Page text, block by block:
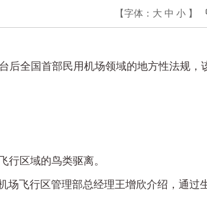
【字体： 大 中 小 】
后全国首部民用机场领域的地方性法规，
行区域的鸟类驱离。
场飞行区管理部总经理王增欣介绍，通过